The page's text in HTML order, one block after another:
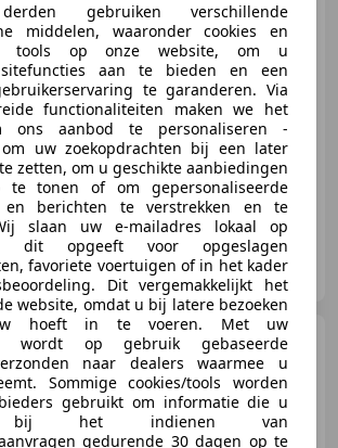
€ 10.950
km Benzine 85 kW (116 PK)
Mercedes-Benz SL 300
Gullwing - Replica -
gebruiken verschillende
middelen, waaronder cookies en
tools op onze website, om u
aan te bieden en een
te garanderen. Via
functionaliteiten maken we het
ons aanbod te personaliseren -
uw zoekopdrachten bij een later
zetten, om u geschikte aanbiedingen
tonen of om gepersonaliseerde
en berichten te verstrekken en te
slaan uw e-mailadres lokaal op
dit opgeeft voor opgeslagen
favoriete voertuigen of in het kader
Dit vergemakkelijkt het
website, omdat u bij latere bezoeken
hoeft in te voeren. Met uw
wordt op gebruik gebaseerde
naar dealers waarmee u
Sommige cookies/tools worden
gebruikt om informatie die u
bij het indienen van
gedurende 30 dagen op te